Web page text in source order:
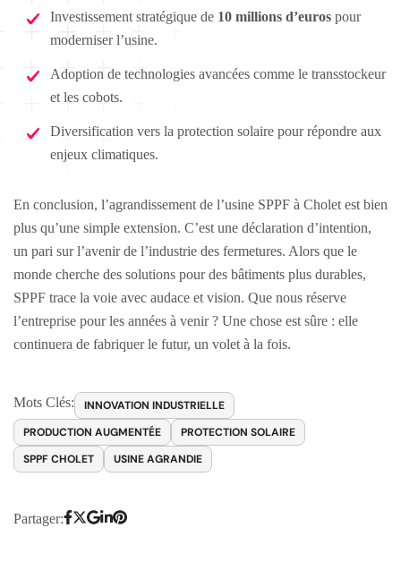
Investissement stratégique de 10 millions d’euros pour
moderniser l’usine.
Adoption de technologies avancées comme le transstockeur
et les cobots.
Diversification vers la protection solaire pour répondre aux
enjeux climatiques.
En conclusion, l’agrandissement de l’usine SPPF à Cholet est bien
plus qu’une simple extension. C’est une déclaration d’intention,
un pari sur l’avenir de l’industrie des fermetures. Alors que le
monde cherche des solutions pour des bâtiments plus durables,
SPPF trace la voie avec audace et vision. Que nous réserve
l’entreprise pour les années à venir ? Une chose est sûre : elle
continuera de fabriquer le futur, un volet à la fois.
Mots Clés:
INNOVATION INDUSTRIELLE
PRODUCTION AUGMENTÉE
PROTECTION SOLAIRE
SPPF CHOLET
USINE AGRANDIE
Partager: